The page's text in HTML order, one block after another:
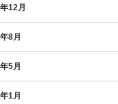
12月
8月
5月
1月